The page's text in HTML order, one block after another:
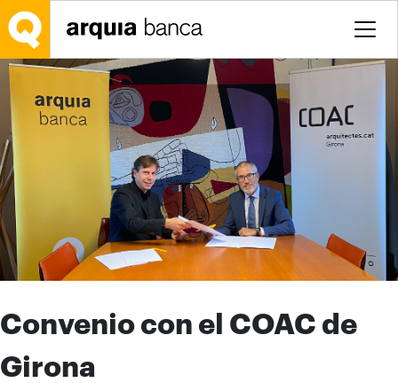
Saltar al contenido principal
Convenio con el COAC de
Girona